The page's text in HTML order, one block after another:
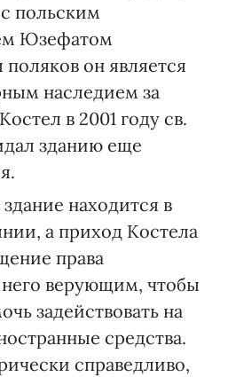
польским
Юзефатом
он является
наследием за
в 2001 году св.
зданию еще
находится в
а приход Костела
права
него верующим, чтобы
задействовать на
средства.
справедливо,